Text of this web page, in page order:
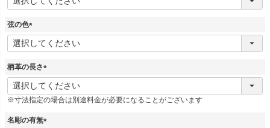
必
弦の色
(
必
)
柄革の長さ
(
必
須
※寸法指定の場合は別途料金が必要になることがございます
名彫の有無